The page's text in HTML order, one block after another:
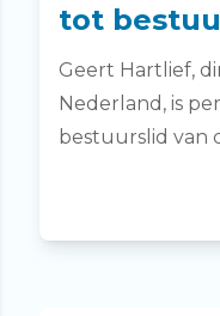
tot
Geert Hartlief,
Nederland, is
bestuurslid van